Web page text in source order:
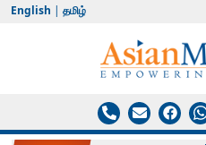
English | தமிழ்